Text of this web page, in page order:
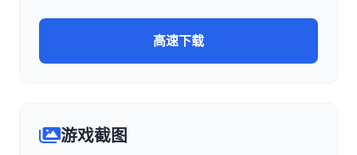
高速下载
游戏截图